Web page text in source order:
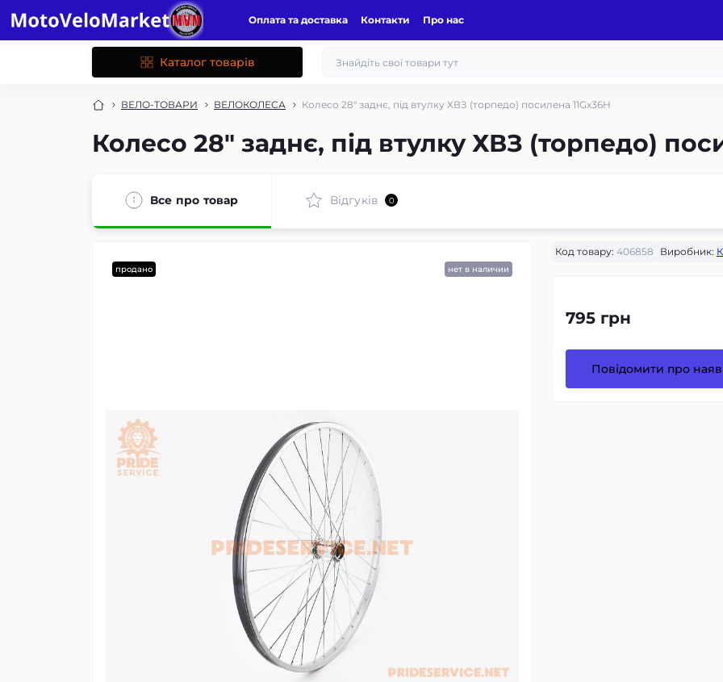
Оплата та доставка Контакти Про нас
Каталог товарів
ВЕЛО-ТОВАРИ ВЕЛОКОЛЕСА Колесо 28" заднє, під втулку ХВЗ (торпедо) посилена 11Gх36H
Колесо 28" заднє, під втулку ХВЗ (торпедо)
Все про товар Відгуків 0
продано нет в наличии
Код товару: 406858 Виробник:
795 грн
Повідомити про